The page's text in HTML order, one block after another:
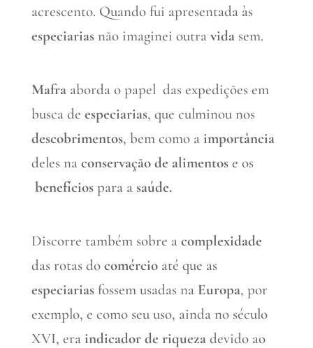
acrescento. Quando fui apresentada às
especiariasnão imaginei outra vidasem.
Mafra aborda o papel das expedições em
busca de especiarias, que culminou nos
descobrimentos, bem como a importância
deles naconservação de alimentose os
benefíciospara a saúde.
Discorre também sobre a complexidade
das rotas do comércioaté que as
especiarias fossem usadas na Europa, por
exemplo, e como seu uso, ainda no século
XVI, era indicador de riquezadevido ao